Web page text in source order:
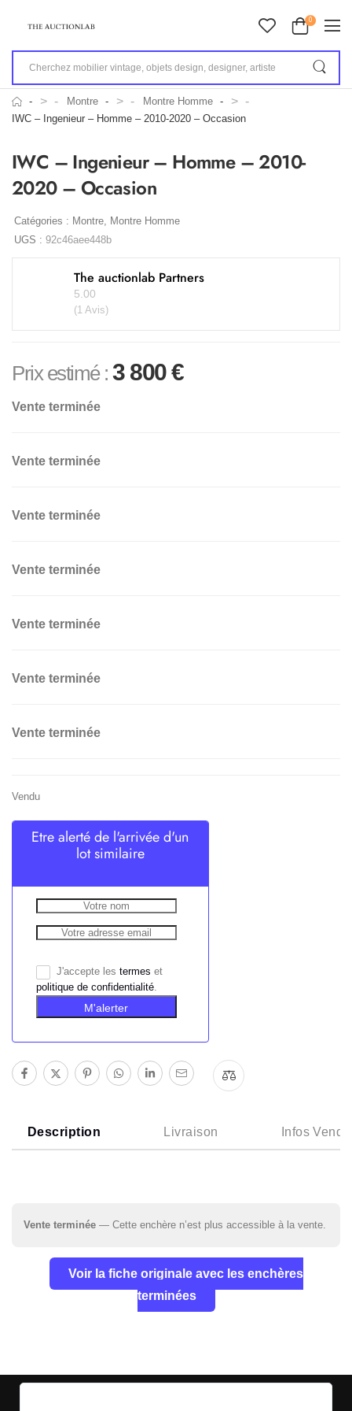
0
> Montre > Montre Homme >
IWC – Ingenieur – Homme – 2010-2020 – Occasion
IWC – Ingenieur – Homme – 2010-
2020 – Occasion
Catégories : Montre, Montre Homme
UGS : 92c46aee448b
The auctionlab Partners
5.00
(1 Avis)
Prix estimé : 3 800€
Vente terminée
Vente terminée
Vente terminée
Vente terminée
Vente terminée
Vente terminée
Vente terminée
Vendu
Etre alerté de l'arrivée d'un
lot similaire
J'accepte les termes et
politique de confidentialité.
M'alerter
Description Livraison Infos
Vente terminée — Cette enchère n’est plus accessible à la vente.
Voir la fiche originale avec les enchères
terminées